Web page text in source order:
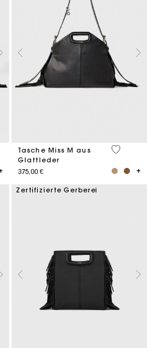
5 Customer Rating
Tasche Miss M aus
Glattleder
375,00 €
5 out of
Zertifizierte Gerberei